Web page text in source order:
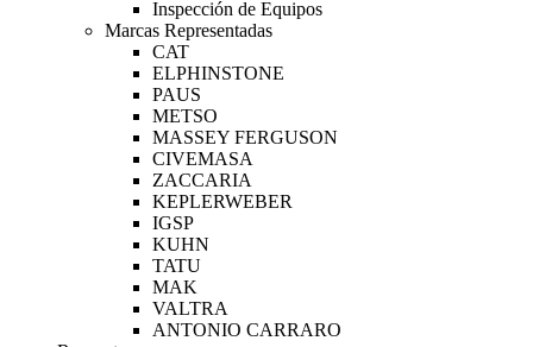
Inspección de Equipos
Marcas Representadas
CAT
ELPHINSTONE
PAUS
METSO
MASSEY FERGUSON
CIVEMASA
ZACCARIA
KEPLERWEBER
IGSP
KUHN
TATU
MAK
VALTRA
ANTONIO CARRARO